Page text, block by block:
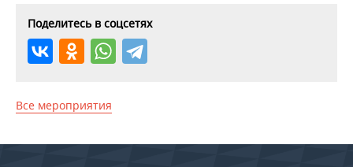
Поделитесь в соцсетях
Все мероприятия